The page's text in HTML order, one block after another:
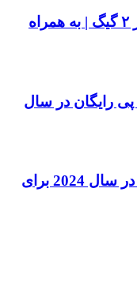
۱۰ بازی پیشنهادی برای رم زیر ۲ گیگ | به همراه
پی رایگان در سال
بهترین برنامه های دانلود انیمه در سال 2024 برای